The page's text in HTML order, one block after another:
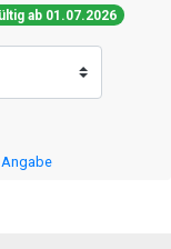
ab 01.07.2026